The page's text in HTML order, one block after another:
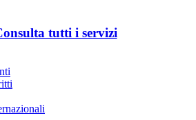
tutti i servizi